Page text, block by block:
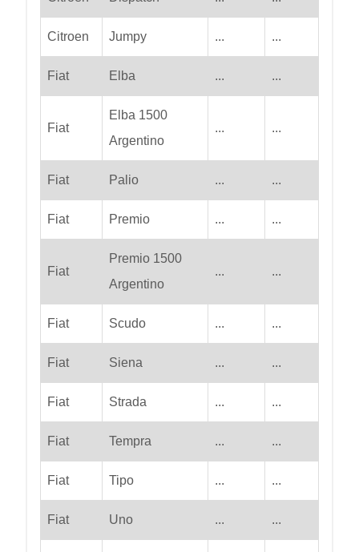
Citroen Jumpy ... ...
Fiat Elba ... ...
Fiat
Elba 1500
Argentino
... ...
Fiat Palio ... ...
Fiat Premio ... ...
Fiat
Premio 1500
Argentino
... ...
Fiat Scudo ... ...
Fiat Siena ... ...
Fiat Strada ... ...
Fiat Tempra ... ...
Fiat Tipo ... ...
Fiat Uno ... ...